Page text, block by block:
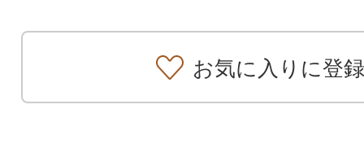
お気に入りに登録